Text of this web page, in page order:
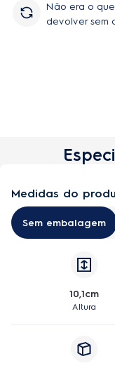
desencaixe ou até
Compatibilidade: Aspirador STK10
Não era o
devolver sem
Medidas do
Sem embalagem
10,1cm
Altura